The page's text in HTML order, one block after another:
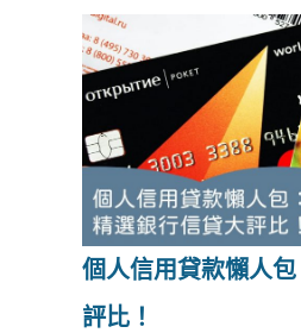
個人信用貸款懶人
評比！